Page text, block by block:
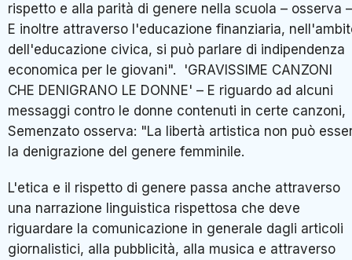
rispetto e alla parità di genere nella scuola – osserva –
E inoltre attraverso l'educazione finanziaria,
dell'educazione civica, si può parlare di indipendenza
economica per le giovani". 'GRAVISSIME CANZONI
CHE DENIGRANO LE DONNE' – E riguardo ad alcuni
messaggi contro le donne contenuti in certe canzoni,
Semenzato osserva: "La libertà artistica non può
la denigrazione del genere femminile.
L'etica e il rispetto di genere passa anche attraverso
una narrazione linguistica rispettosa che deve
riguardare la comunicazione in generale dagli articoli
giornalistici, alla pubblicità, alla musica e attraverso